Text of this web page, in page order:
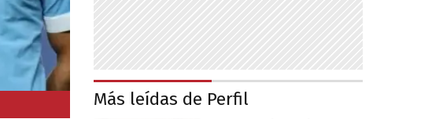
Más leídas de Perfil